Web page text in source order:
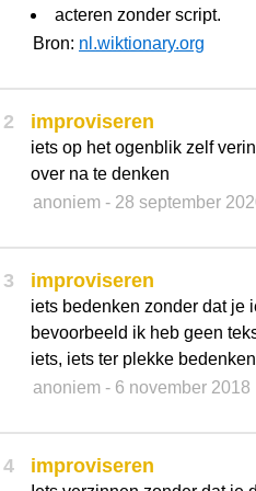
acteren zonder script.
Bron: nl.wiktionary.org
2 improviseren
iets op het ogenblik zelf
over na te denken
anoniem - 28 september
3 improviseren
iets bedenken zonder dat je
bevoorbeeld ik heb geen
iets, iets ter plekke
anoniem - 6 november 2018
4 improviseren